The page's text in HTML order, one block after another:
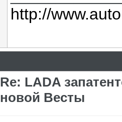
http://
Re: LADA
новой Весты